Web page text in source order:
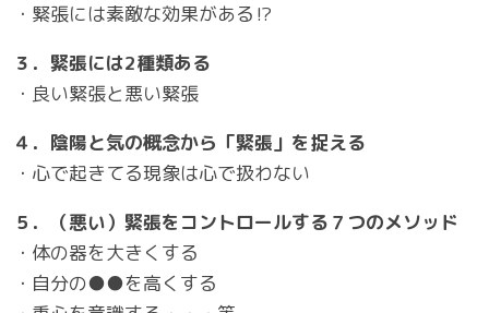
・緊張には素敵な効果がある⁉
３．緊張には2種類ある
・良い緊張と悪い緊張
４．陰陽と気の概念から「緊張」を捉える
・心で起きてる現象は心で扱わない
５．（悪い）緊張をコントロールする７つのメソッド
・体の器を大きくする
・自分の●●を高くする